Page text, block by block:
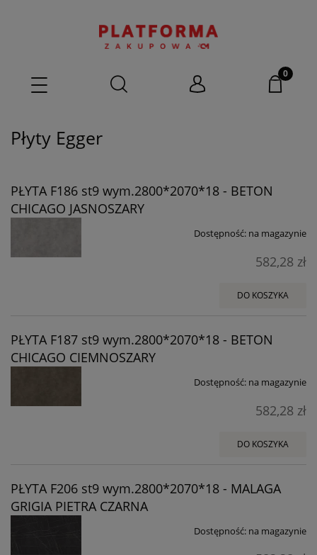
Płyty Egger
PŁYTA F186 st9 wym.2800*2070*18 - BETON
CHICAGO JASNOSZARY
Dostępność: na magazynie
582,28 zł
DO KOSZYKA
PŁYTA F187 st9 wym.2800*2070*18 - BETON
CHICAGO CIEMNOSZARY
Dostępność: na magazynie
582,28 zł
DO KOSZYKA
PŁYTA F206 st9 wym.2800*2070*18 - MALAGA
GRIGIA PIETRA CZARNA
Dostępność: na magazynie